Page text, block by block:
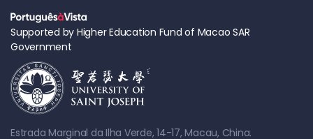
Supported by Higher Education Fund of Macao SAR
Government
Estrada Marginal da Ilha Verde, 14-17, Macau, China.